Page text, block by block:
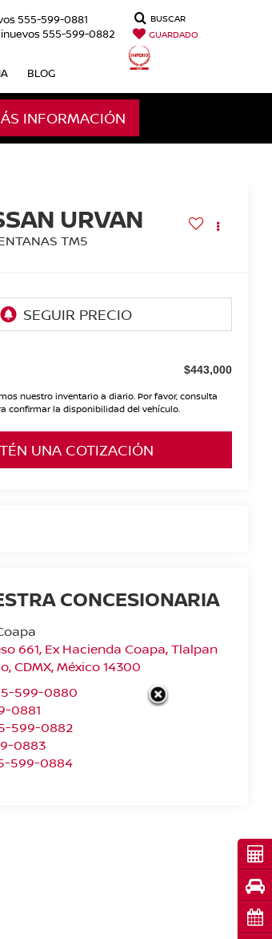
555-599-0881
555-599-0882
BUSCAR
GUARDADO
BLOG
INFORMACIÓN
URVAN
TM5
$443,000
nuestro inventario a diario. Por favor, consulta
confirmar la disponibilidad del vehículo.
UNA COTIZACIÓN
CONCESIONARIA
661, Ex Hacienda Coapa, Tlalpan
,CDMX, México14300
599-0880
0881
599-0882
0883
599-0884